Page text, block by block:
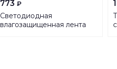
773 ₽
Светодиодная
влагозащищенная лента